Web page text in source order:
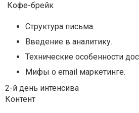
Кофе-брейк
Структура письма.
Введение в аналитику.
Технические особенности
Мифы о email маркетинге.
2-й день интенсива
Контент